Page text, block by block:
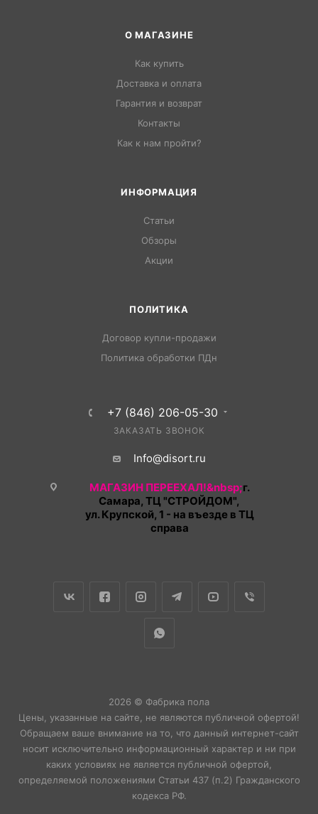
О МАГАЗИНЕ
Как купить
Доставка и оплата
Гарантия и возврат
Контакты
Как к нам пройти?
ИНФОРМАЦИЯ
Статьи
Обзоры
Акции
ПОЛИТИКА
Договор купли-продажи
Политика обработки ПДн
+7 (846) 206-05-30
ЗАКАЗАТЬ ЗВОНОК
Info@disort.ru
МАГАЗИН ПЕРЕЕХАЛ!&nbsp;г.
Самара, ТЦ "СТРОЙДОМ",
ул. Крупской, 1 - на въезде в ТЦ
справа
2026 © Фабрика пола
Цены, указанные на сайте, не являются публичной офертой!
Обращаем ваше внимание на то, что данный интернет-сайт
носит исключительно информационный характер и ни при
каких условиях не является публичной офертой,
определяемой положениями Статьи 437 (п.2) Гражданского
кодекса РФ.